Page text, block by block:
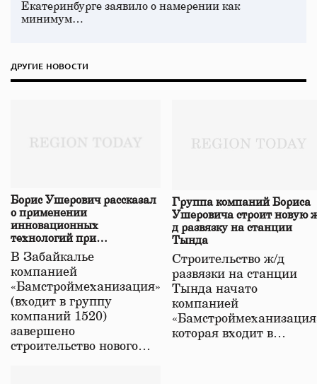
Екатеринбурге заявило о намерении как
минимум…
ДРУГИЕ НОВОСТИ
Борис Ушерович рассказал
о применении
инновационных
технологий при
строительстве нового моста
в Забайкалье
В Забайкалье
компанией
«Бамстроймеханизация»
(входит в группу
компаний 1520)
завершено
строительство нового…
Группа компаний Бориса
Ушеровича строит новую
д развязку на станции
Тында
Строительство ж/д
развязки на станции
Тында начато
компанией
которая входит в…